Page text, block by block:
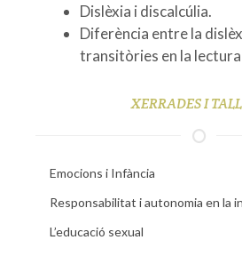
Dislèxia i discalcúlia.
Diferència entre la
transitòries en la lectura
XERRADES I
Emocions i Infància
Responsabilitat i autonomia en la
L’educació sexual